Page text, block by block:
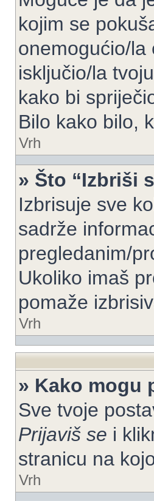
kojim se
onemogućio/la
isključio/la
kako bi
Bilo kako bilo,
Vrh
» Što “Izbriši
Izbrisuje sve
sadrže
pregledanim/
Ukoliko imaš
pomaže
Vrh
» Kako mogu
Sve tvoje
Prijaviš se i
stranicu na
Vrh